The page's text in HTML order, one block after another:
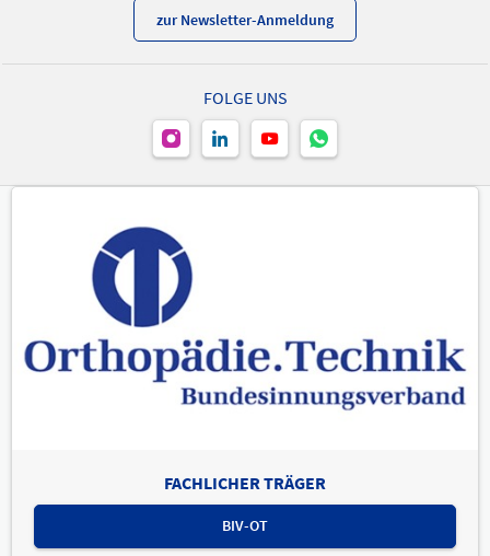
zur Newsletter-Anmeldung
FOLGE UNS
FACHLICHER TRÄGER
BIV-OT